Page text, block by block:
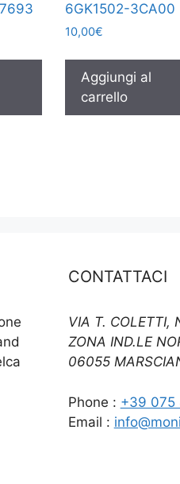
6GK1502-3CA00
10,00€
Aggiungi al
carrello
CONTATTACI
VIA T. COLETTI,
ZONA IND.LE
06055
Phone : +39 075
Email :